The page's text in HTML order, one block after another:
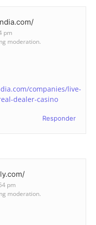
pm
moderation.
companies/live-
dealer-casino
Responder
pm
moderation.